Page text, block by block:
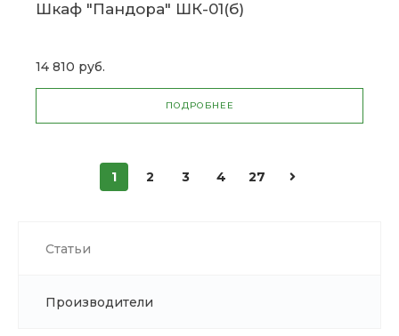
Статьи
Производители
Шкаф "Пандора" ШК-01(б)
14 810 руб.
ПОДРОБНЕЕ
1 2 3 4 27